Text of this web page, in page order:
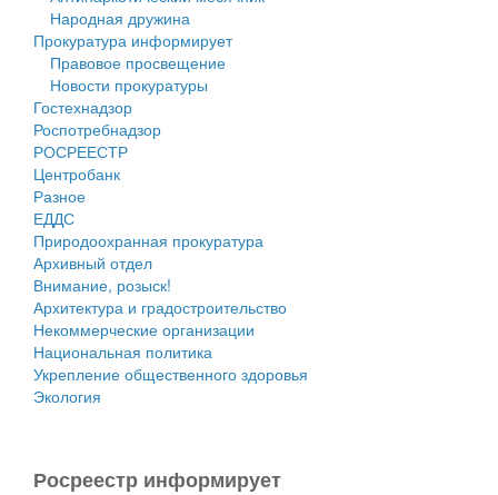
Генеральные планы
Проекты планировки территории
Собрание депутатов
Городское поселение
Сельские поселения
Народная дружина
Прокуратура информирует
Правовое просвещение
Новости прокуратуры
Гостехнадзор
Роспотребнадзор
РОСРЕЕСТР
Центробанк
Разное
ЕДДС
Природоохранная прокуратура
Архивный отдел
Внимание, розыск!
Архитектура и градостроительство
Некоммерческие организации
Национальная политика
Укрепление общественного здоровья
Экология
Росреестр информирует